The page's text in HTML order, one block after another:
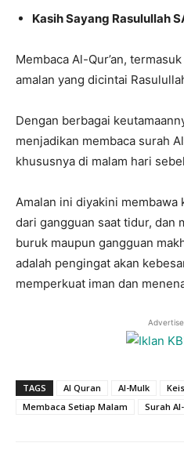
Kasih Sayang Rasulullah
Membaca Al-Qur’an,
amalan yang dicintai
Dengan berbagai
menjadikan membaca surah
khususnya di malam hari
Amalan ini diyakini
dari gangguan saat tidur, dan
buruk maupun gangguan
adalah pengingat akan
memperkuat iman dan
TAGS Al Quran Al-Mulk
Membaca Setiap Malam
Surah